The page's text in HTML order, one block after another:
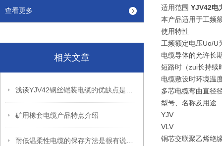
查看更多
相关文章
矿用橡套电缆产品特点介绍
适用范围 YJV42电
本产品适用于工频
使用特性
工频额定电压Uo/U
电缆导体的允许长
短路时（zui长持续
电缆敷设时环境温
多芯电缆弯曲直径
型号、名称及用途
YJV
VLV
铜芯交联聚乙烯绝